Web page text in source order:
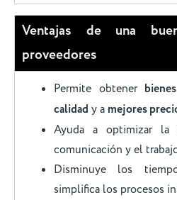
Ventajas de una
proveedores
Permite obtener
calidad y a mejores
Ayuda a optimizar la
comunicación y el
Disminuye los
simplifica los procesos